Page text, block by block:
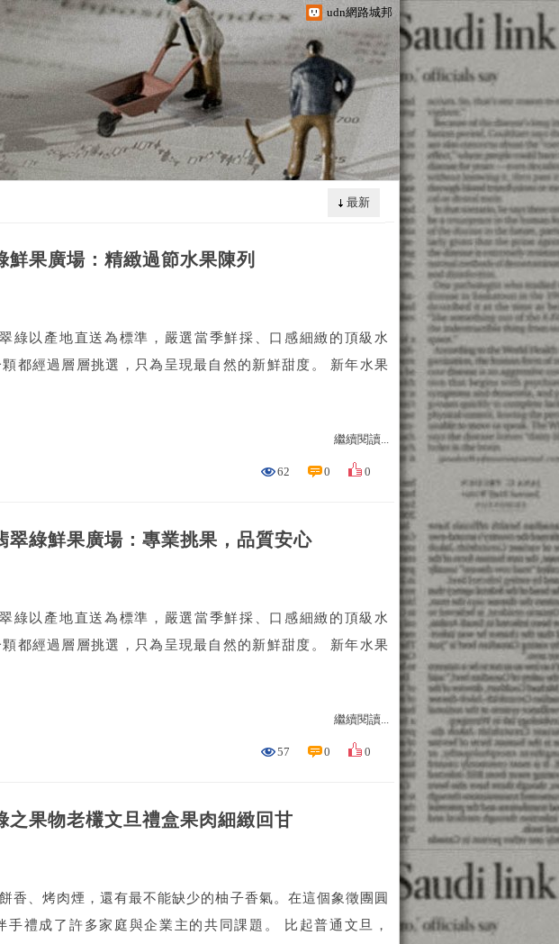
udn網路城邦
最新
果廣場：精緻過節水果陳列
綠以產地直送為標準，嚴選當季鮮採、口感細緻的頂級水
都經過層層挑選，只為呈現最自然的新鮮甜度。 新年水果
繼續閱讀...
62 0 0
綠鮮果廣場：專業挑果，品質安心
綠以產地直送為標準，嚴選當季鮮採、口感細緻的頂級水
都經過層層挑選，只為呈現最自然的新鮮甜度。 新年水果
繼續閱讀...
57 0 0
果物老欉文旦禮盒果肉細緻回甘
香、烤肉煙，還有最不能缺少的柚子香氣。在這個象徵團圓
禮成了許多家庭與企業主的共同課題。 比起普通文旦，